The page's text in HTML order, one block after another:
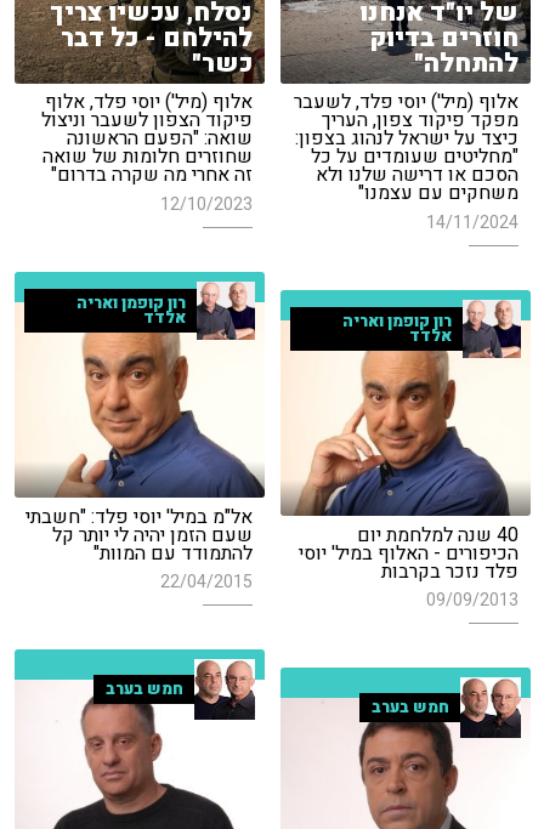
של יו"ד אנחנו
חוזרים בדיוק
להתחלה"
אלוף (מיל') יוסי פלד, לשעבר
מפקד פיקוד צפון, העריך
כיצד על ישראל לנהוג בצפון:
"מחליטים שעומדים על כל
הסכם או דרישה שלנו ולא
משחקים עם עצמנו"
14/11/2024
נסלח, עכשיו צריך
להילחם - כל דבר
כשר"
אלוף (מיל') יוסי פלד, אלוף
פיקוד הצפון לשעבר וניצול
שואה: "הפעם הראשונה
שחוזרים חלומות של שואה
זה אחרי מה שקרה בדרום"
12/10/2023
רון קופמן ואריה
אלדד
אל"מ במיל' יוסי פלד: "חשבתי
שעם הזמן יהיה לי יותר קל
להתמודד עם המוות"
22/04/2015
רון קופמן ואריה
אלדד
40 שנה למלחמת יום
הכיפורים - האלוף במיל' יוסי
פלד נזכר בקרבות
09/09/2013
חמש בערב
חמש בערב